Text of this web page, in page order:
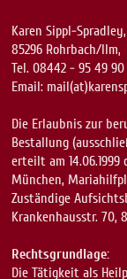
Karen Sippl-
85296 Rohrbach/Ilm,
Tel.
Email:
Die Erlaubnis zur
Bestallung
erteilt am
München,
Zuständige
Krankenhausstr. 70,
Rechtsgrundlage:
Die Tätigkeit als